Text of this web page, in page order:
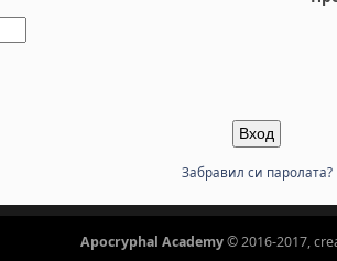
Забравил си паролата?
Apocryphal Academy© 2016-2017,